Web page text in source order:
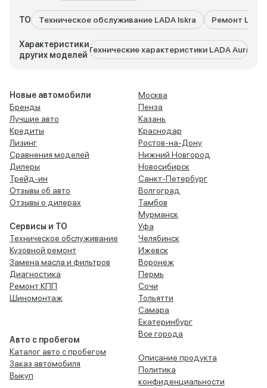
ТО Техническое обслуживание LADA Iskra Ремонт
Характеристики
других моделей
Технические характеристики LADA Aura
Новые автомобили
Бренды
Лучшие авто
Кредиты
Лизинг
Сравнения моделей
Дилеры
Трейд-ин
Отзывы об авто
Отзывы о дилерах
Сервисы и ТО
Техническое обслуживание
Кузовной ремонт
Замена масла и фильтров
Диагностика
Ремонт КПП
Шиномонтаж
Авто с пробегом
Каталог авто с пробегом
Заказ автомобиля
Выкуп
Москва
Пенза
Казань
Краснодар
Ростов-на-Дону
Нижний Новгород
Новосибирск
Санкт-Петербург
Волгоград
Тамбов
Мурманск
Уфа
Челябинск
Ижевск
Воронеж
Пермь
Сочи
Тольятти
Самара
Екатеринбург
Все города
Описание продукта
Политика
конфиденциальности